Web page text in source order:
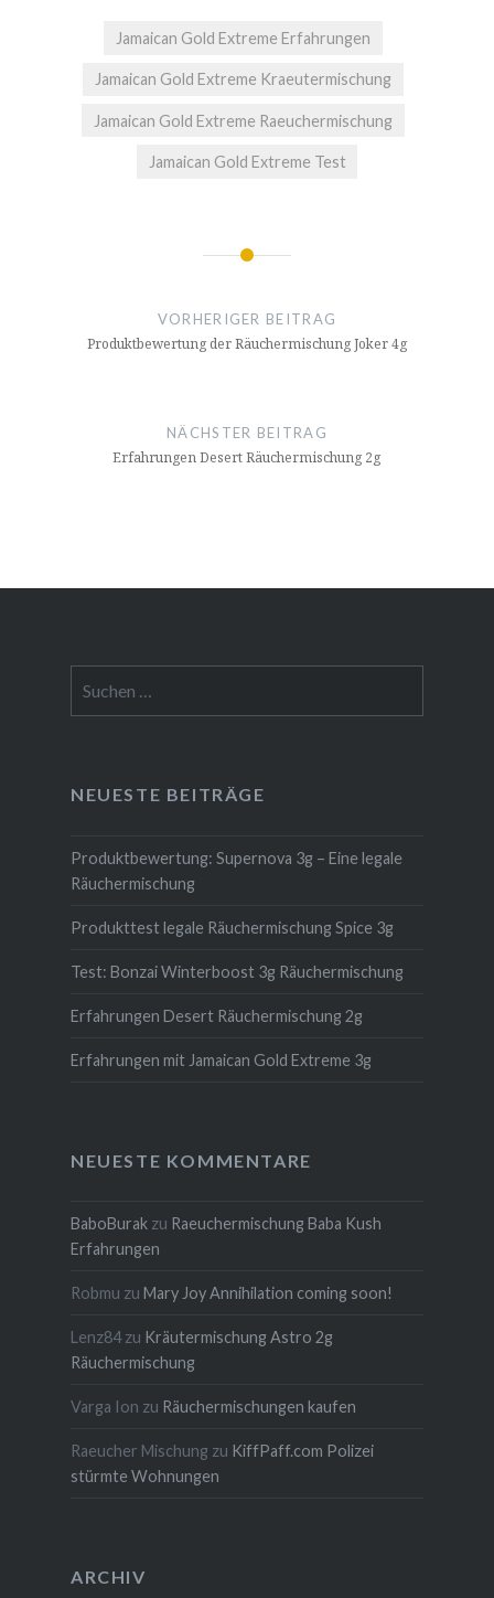
Jamaican Gold Extreme Erfahrungen
Jamaican Gold Extreme Kraeutermischung
Jamaican Gold Extreme Raeuchermischung
Jamaican Gold Extreme Test
Beitragsnavigation
VORHERIGER BEITRAG
Produktbewertung der Räuchermischung Joker 4g
NÄCHSTER BEITRAG
Erfahrungen Desert Räuchermischung 2g
nach:
NEUESTE BEITRÄGE
Produktbewertung: Supernova 3g – Eine legale
Räuchermischung
Produkttest legale Räuchermischung Spice 3g
Test: Bonzai Winterboost 3g Räuchermischung
Erfahrungen Desert Räuchermischung 2g
Erfahrungen mit Jamaican Gold Extreme 3g
NEUESTE KOMMENTARE
BaboBurakzu Raeuchermischung Baba Kush
Erfahrungen
Robmu zu Mary Joy Annihilation coming soon!
Lenz84zu Kräutermischung Astro 2g
Räuchermischung
Varga Ion zu Räuchermischungen kaufen
Raeucher Mischung zu KiffPaff.com Polizei
stürmte Wohnungen
ARCHIV